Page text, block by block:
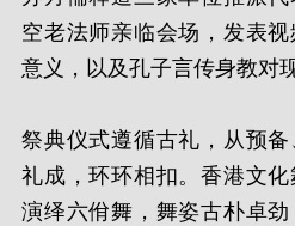
空老法师亲临会场，发表
意义，以及孔子言传身教对
祭典仪式遵循古礼，从预备
礼成，环环相扣。香港文化
演绎六佾舞，舞姿古朴卓